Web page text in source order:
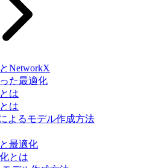
NetworkX
た最適化
は
は
よるモデル作成方法
最適化
とは